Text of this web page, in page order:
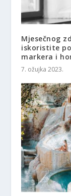
Mjesečnog
iskoristite
markera i
7. ožujka 2023.